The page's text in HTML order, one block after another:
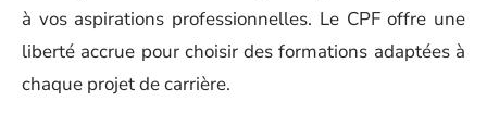
à vos aspirations professionnelles. Le CPF offre une
liberté accrue pour choisir des formations adaptées à
chaque projet de carrière.